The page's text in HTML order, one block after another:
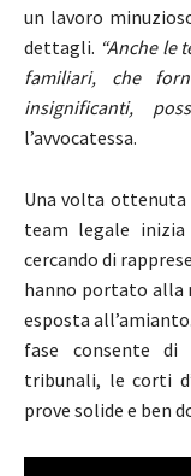
un lavoro
dettagli. “Anche le
familiari, che
insignificanti,
l’avvocatessa.
Una volta ottenuta
team legale
cercando di
hanno portato alla
esposta
fase consente di
tribunali, le corti
prove solide e ben